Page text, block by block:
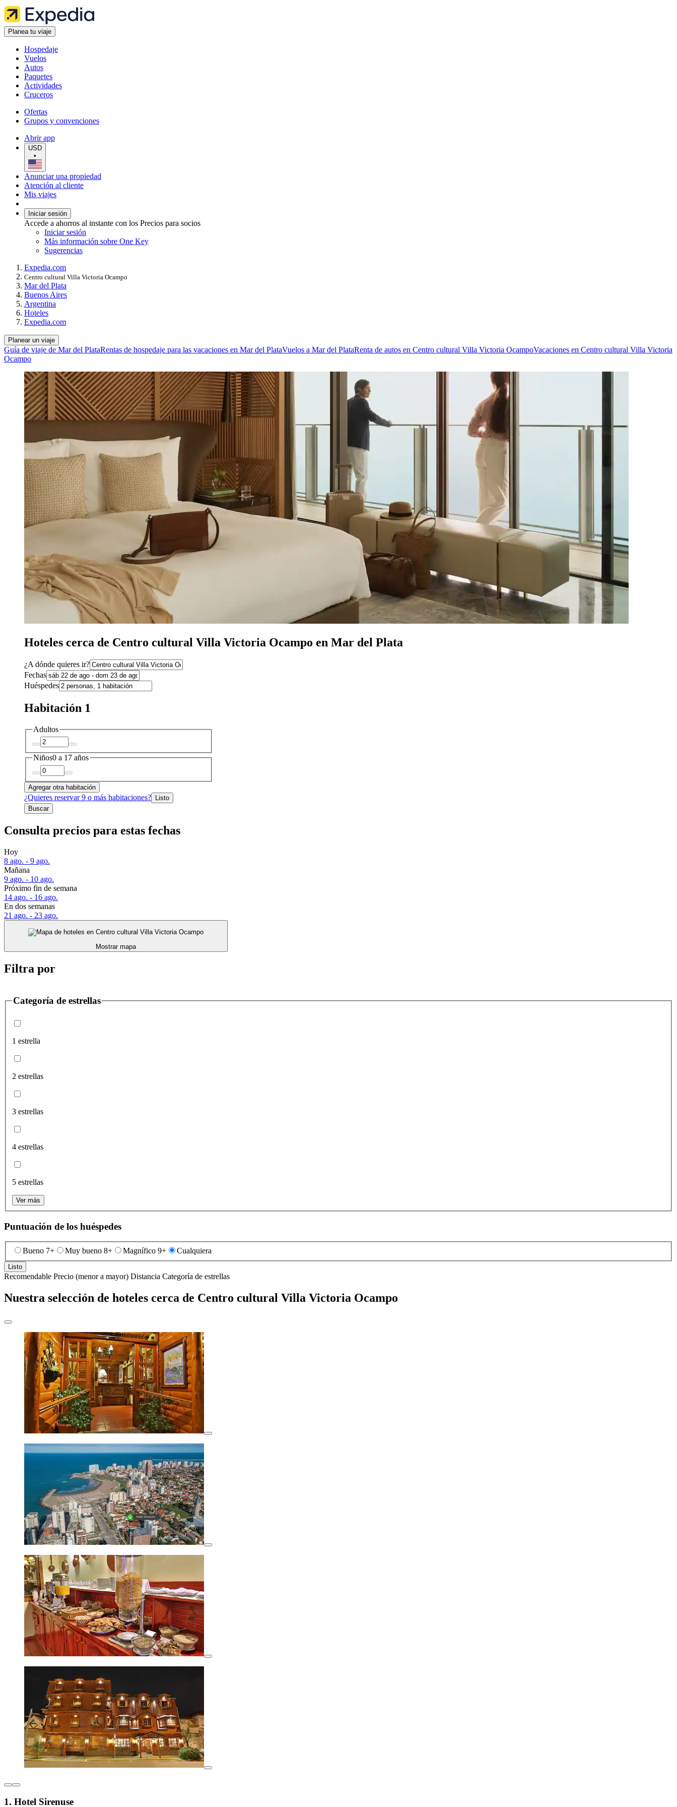
Planea tu viaje
Hospedaje
Vuelos
Autos
Paquetes
Actividades
Cruceros
Ofertas
Grupos y convenciones
Abrir app
USD
•
Anunciar una propiedad
Atención al cliente
Mis viajes
Iniciar sesión
Accede a ahorros al instante con los Precios para socios
Iniciar sesión
Más información sobre One Key
Sugerencias
Expedia.com
Centro cultural Villa Victoria Ocampo
Mar del Plata
Buenos Aires
Argentina
Hoteles
Expedia.com
Planear un viaje
Guía de viaje de Mar del PlataRentas de hospedaje para las vacaciones en Mar del PlataVuelos a Mar del PlataRenta de autos en Centro cultural Villa Victoria OcampoVacaciones en Centro cultural Villa Victoria
Ocampo
Hoteles cerca de Centro cultural Villa Victoria Ocampo en Mar del Plata
¿A dónde quieres ir?
Fechas
Huéspedes
Habitación 1
Adultos
Niños0 a 17 años
Agregar otra habitación
¿Quieres reservar 9 o más habitaciones? Listo
Buscar
Consulta precios para estas fechas
Hoy
8 ago. - 9 ago.
Mañana
9 ago. - 10 ago.
Próximo fin de semana
14 ago. - 16 ago.
En dos semanas
21 ago. - 23 ago.
Mostrar mapa
Filtra por
Categoría de estrellas
1 estrella
2 estrellas
3 estrellas
4 estrellas
5 estrellas
Ver más
Puntuación de los huéspedes
Bueno 7+ Muy bueno 8+ Magnífico 9+ Cualquiera
Listo
Recomendable Precio (menor a mayor) Distancia Categoría de estrellas
Nuestra selección de hoteles cerca de Centro cultural Villa Victoria Ocampo
1. Hotel Sirenuse